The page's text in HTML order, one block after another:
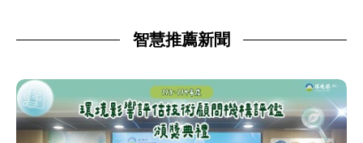
智慧推薦新聞